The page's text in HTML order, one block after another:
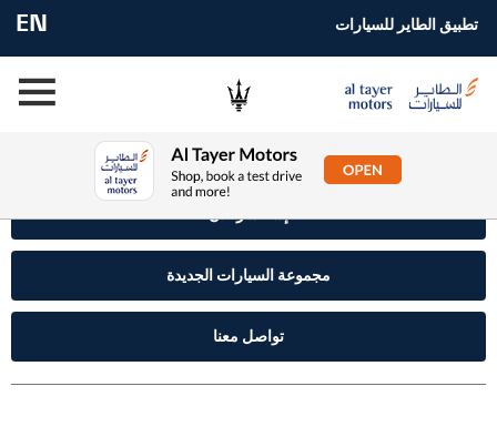
EN تطبيق الطاير للسيارات
إستفسر الآن
مجموعة السيارات الجديدة
تواصل معنا